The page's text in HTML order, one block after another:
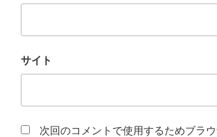
サイト
次回のコメントで使用するためブラ